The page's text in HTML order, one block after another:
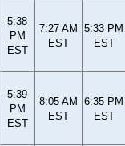
5:38
PM
EST
7:27 AM
EST
5:33 PM
EST
5:39
PM
EST
8:05 AM
EST
6:35 PM
EST